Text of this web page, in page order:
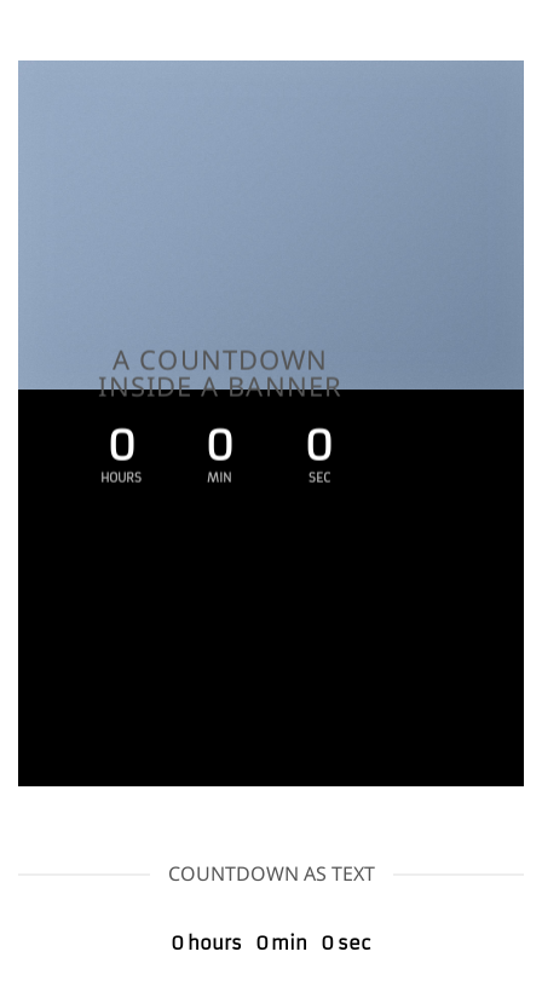
A COUNTDOWN
INSIDE A BANNER
0
HOURS
0
MIN
0
SEC
COUNTDOWN AS TEXT
0 hours 0min 0 sec